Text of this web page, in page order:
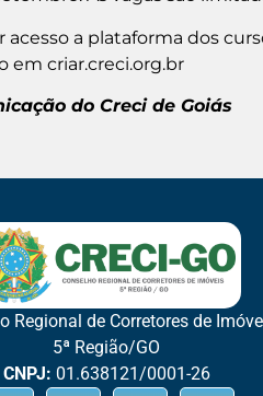
acesso a plataforma dos
em criar.creci.org.br
do Creci de Goiás
Regional de Corretores de
5ª Região/GO
CNPJ: 01.638121/0001-26